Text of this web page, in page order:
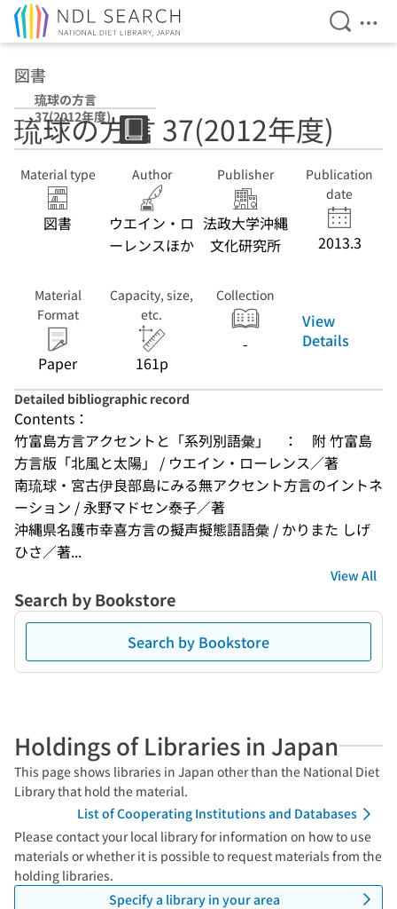
Open
図書
琉球の方言
37(2012年度)
琉球の方言 37(2012年度)
Material type
図書
Author
ウエイン・ロ
ーレンスほか
Publisher
法政大学沖縄
文化研究所
Publication
date
2013.3
Material
Format
Paper
Capacity, size,
etc.
161p
Collection
-
View
Details
Detailed bibliographic record
Contents：
竹富島方言アクセントと「系列別語彙」　：　附 竹富島
方言版「北風と太陽」 / ウエイン・ローレンス／著
南琉球・宮古伊良部島にみる無アクセント方言のイントネ
ーション / 永野マドセン泰子／著
沖縄県名護市幸喜方言の擬声擬態語語彙 / かりまた しげ
ひさ／著...
View All
Search by Bookstore
Search by Bookstore
Holdings of Libraries in Japan
This page shows libraries in Japan other than the National Diet
Library that hold the material.
List of Cooperating Institutions and Databases
Please contact your local library for information on how to use
materials or whether it is possible to request materials from the
holding libraries.
Specify a library in your area